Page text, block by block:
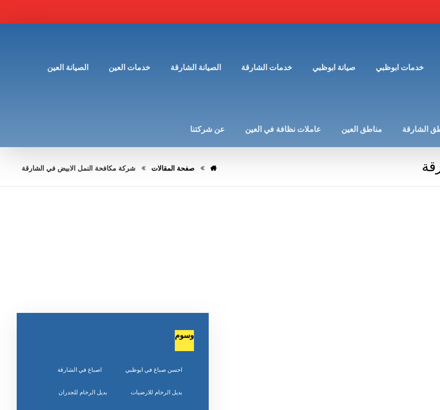
خدمات ابوظبي صيانة ابوظبي خدمات الشارقة الصيانة الشارقة خدمات العين الصيانة العين
الشارقة مناطق العين عاملات نظافة في العين عن شركتنا
صفحة المقالات شركة مكافحة النمل الابيض في الشارقة
وسوم
احسن صباغ في ابوظبي اصباغ في الشارقة
بديل الرخام للارضيات بديل الرخام للجدران